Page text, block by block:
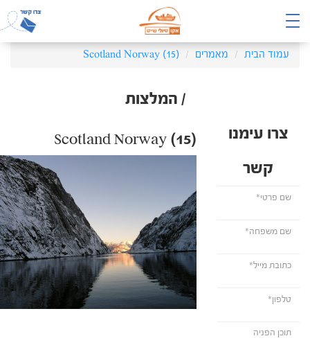
עמוד הבית מאמרים Scotland Norway (15)
/ המלצות
צרו עימנו
קשר
Scotland Norway (15)